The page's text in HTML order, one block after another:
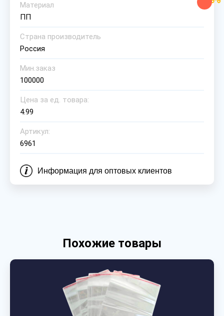
Материал
ПП
Страна производитель
Россия
Мин.заказ
100000
Цена за ед. товара:
4.99
Артикул:
6961
Информация для оптовых клиентов
Похожие товары